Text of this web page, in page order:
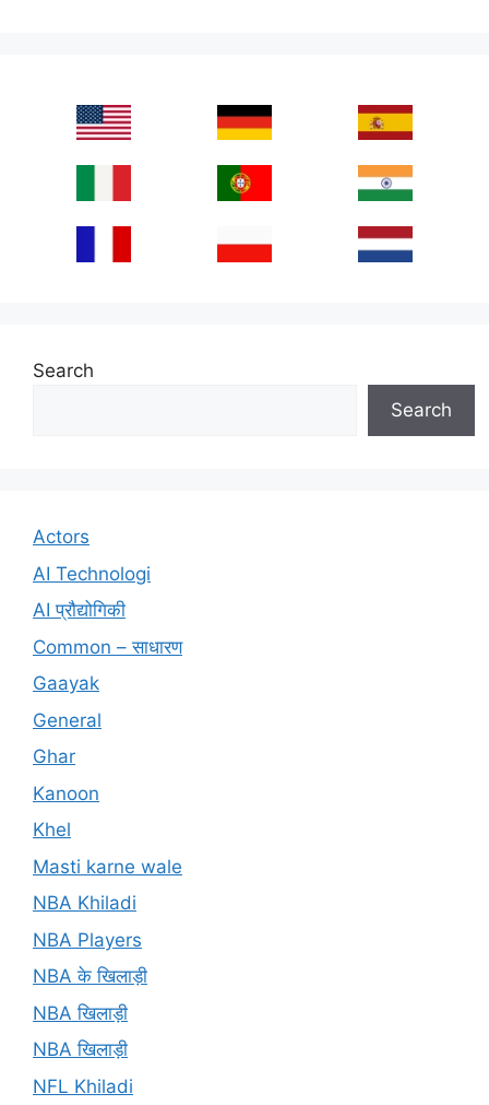
Search
Search
Actors
AI Technologi
AI प्रौद्योगिकी
Common – साधारण
Gaayak
General
Ghar
Kanoon
Khel
Masti karne wale
NBA Khiladi
NBA Players
NBA के खिलाड़ी
NBA खिलाड़ी
NBA खिलाड़ी
NFL Khiladi